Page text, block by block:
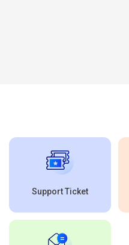
Support Ticket